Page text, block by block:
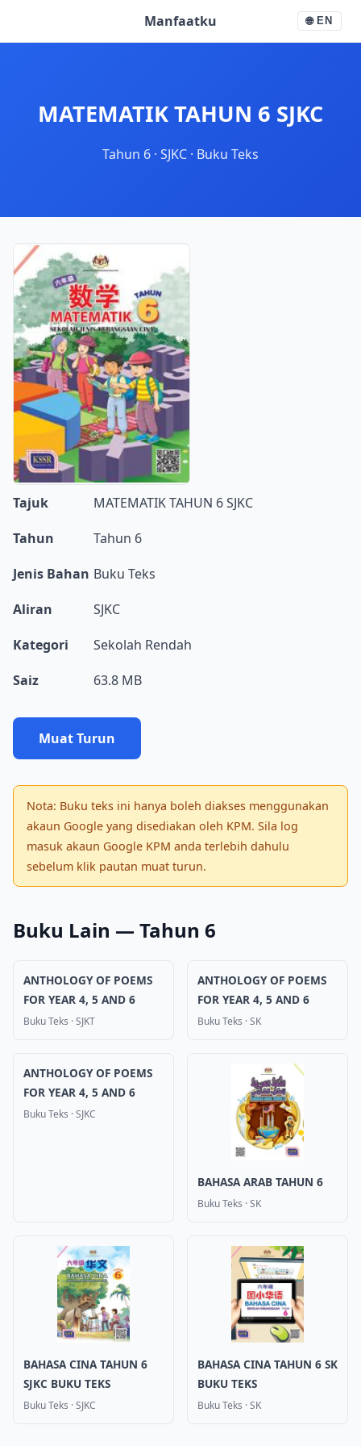
Manfaatku 🌐 EN
MATEMATIK TAHUN 6 SJKC
Tahun 6 · SJKC · Buku Teks
Tajuk
MATEMATIK TAHUN 6 SJKC
Tahun
Tahun 6
Jenis Bahan Buku Teks
Aliran
SJKC
Kategori
Sekolah Rendah
Saiz
63.8 MB
Muat Turun
Nota: Buku teks ini hanya boleh diakses menggunakan
akaun Google yang disediakan oleh KPM. Sila log
masuk akaun Google KPM anda terlebih dahulu
sebelum klik pautan muat turun.
Buku Lain — Tahun 6
ANTHOLOGY OF POEMS
FOR YEAR 4, 5 AND 6
Buku Teks ·SJKT
ANTHOLOGY OF POEMS
FOR YEAR 4, 5 AND 6
Buku Teks ·SK
ANTHOLOGY OF POEMS
FOR YEAR 4, 5 AND 6
Buku Teks ·SJKC
BAHASA ARAB TAHUN 6
Buku Teks ·SK
BAHASA CINA TAHUN 6
SJKC BUKU TEKS
Buku Teks ·SJKC
BAHASA CINA TAHUN 6 SK
BUKU TEKS
Buku Teks ·SK